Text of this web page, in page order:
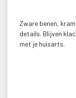
Zware benen,
details. Blijven
met je huisarts.